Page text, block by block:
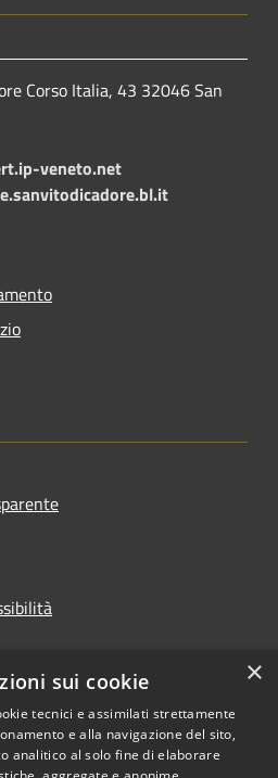
Corso Italia, 43 32046 San
veneto.net
×
sui cookie
tecnici e assimilati strettamente
e alla navigazione del sito,
analitico al solo fine di elaborare